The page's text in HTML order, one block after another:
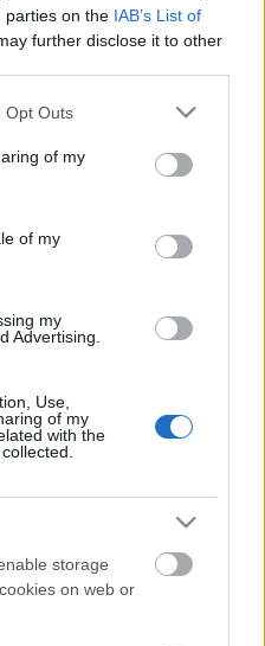
parties on the IAB’s List of
further disclose it to other
uses one or more Google
behaviour. You may click to
and its third-party tags to
purposes in below Google
Opt Outs
of my
of my
my
Advertising.
Use,
of my
with the
storage
on web or
is szól” – mondtaJoey
már kaphatók, amik
Fighting The World
Sportaréna